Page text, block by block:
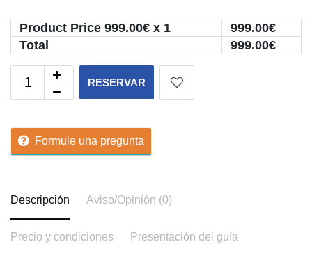
Product Price 999.00€ x 1 999.00€
Total
999.00€
RESERVAR
Formule una pregunta
Descripción Aviso/Opinión (0)
Precio y condiciones Presentación del guía